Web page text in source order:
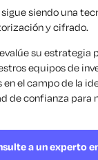
sigue siendo una
y cifrado.
su estrategia
equipos de
en el campo de la
de confianza para
a un experto